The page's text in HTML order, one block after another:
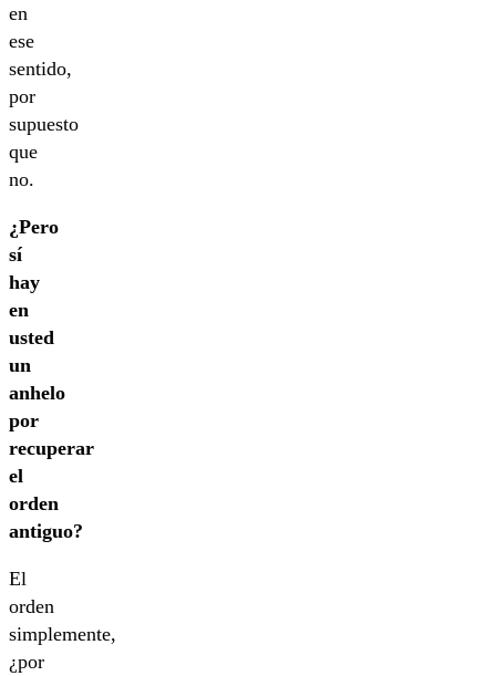
en
ese
sentido,
por
supuesto
que
no.
¿Pero
sí
hay
en
usted
un
anhelo
por
recuperar
el
orden
antiguo?
El
orden
simplemente,
¿por